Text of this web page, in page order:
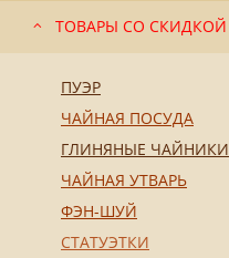
ТОВАРЫ СО СКИДКОЙ
ПУЭР
ЧАЙНАЯ ПОСУДА
ГЛИНЯНЫЕ ЧАЙНИКИ
ЧАЙНАЯ УТВАРЬ
ФЭН-ШУЙ
СТАТУЭТКИ